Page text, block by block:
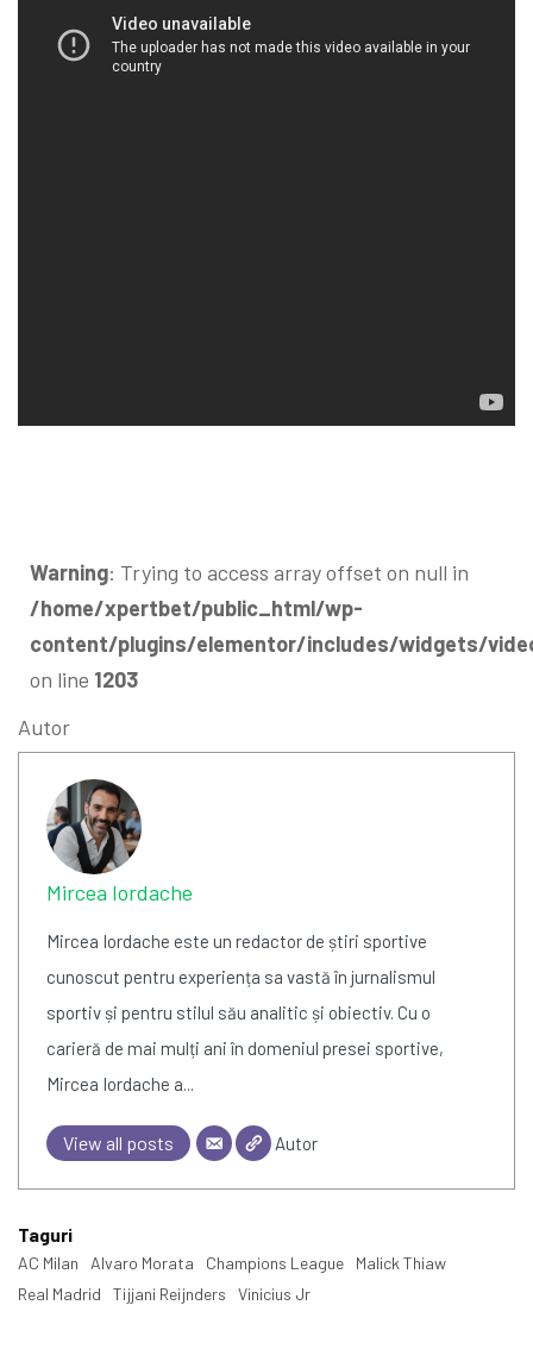
Warning: Trying to access array offset on null in
/home/xpertbet/public_html/wp-
content/plugins/elementor/includes/widgets/
on line 1203
Autor
Mircea Iordache
Mircea Iordache este un redactor de știri sportive
cunoscut pentru experiența sa vastă în jurnalismul
sportiv și pentru stilul său analitic și obiectiv. Cu o
carieră de mai mulți ani în domeniul presei sportive,
Mircea Iordache a...
View all posts Autor
Taguri
AC Milan Alvaro Morata Champions League
Malick Thiaw
Real Madrid
Tijjani Reijnders Vinicius Jr